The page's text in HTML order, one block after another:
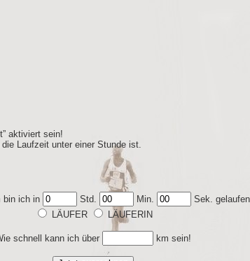
aktiviert sein!
Laufzeit unter einer Stunde ist.
bin ich in Std. Min.
Sek.
LÄUFER
LÄUFERIN
schnell kann ich über km sein!